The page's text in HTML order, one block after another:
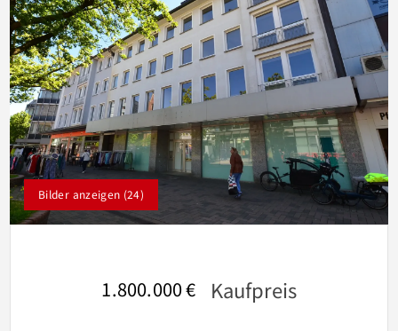
Bilder anzeigen (24)
1.800.000 € Kaufpreis